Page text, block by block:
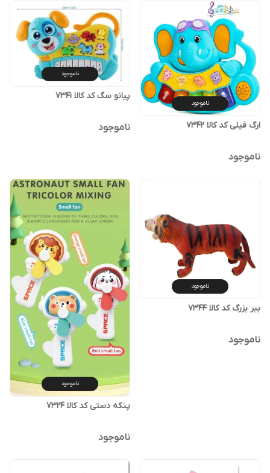
ناموجود
ارگ فیلی کد کالا ۷۳۴۲
ناموجود
ناموجود
پیانو سگ کد کالا ۷۳۴۱
ناموجود
ناموجود
ببر بزرگ کد کالا ۷۳۴۴
ناموجود
ناموجود
پنکه دستی کد کالا ۷۳۲۴
ناموجود